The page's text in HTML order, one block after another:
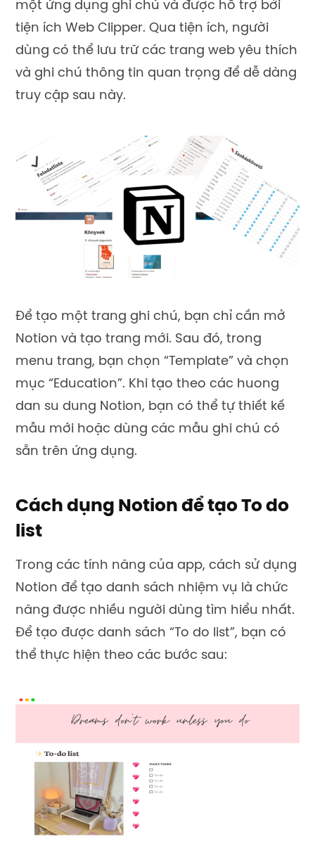
một ứng dụng ghi chú và được hỗ trợ bởi
tiện ích Web Clipper. Qua tiện ích, người
dùng có thể lưu trữ các trang web yêu thích
và ghi chú thông tin quan trọng để dễ dàng
truy cập sau này.
Để tạo một trang ghi chú, bạn chỉ cần mở
Notion và tạo trang mới. Sau đó, trong
menu trang, bạn chọn “Template” và chọn
mục “Education”. Khi tạo theo các huong
dan su dung Notion, bạn có thể tự thiết kế
mẫu mới hoặc dùng các mẫu ghi chú có
sẵn trên ứng dụng.
Cách dụng Notion để tạo To do
list
Trong các tính năng của app, cách sử dụng
Notion để tạo danh sách nhiệm vụ là chức
năng được nhiều người dùng tìm hiểu nhất.
Để tạo được danh sách “To do list”, bạn có
thể thực hiện theo các bước sau: